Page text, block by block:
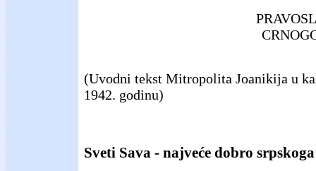
(Uvodni tekst Mitropolita Joanikija u
1942. godinu)
Sveti Sava - najveće dobro